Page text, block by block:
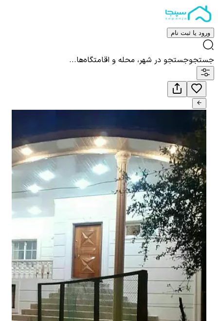
ورود یا ثبت نام
جستجوجستجو در شهر، محله و اقامتگاه‌ها...